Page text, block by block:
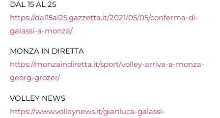
DAL 15 AL 25
https://dal15al25.gazzetta.it/2021/05/05/conferma-di-
galassi-a-monza/
MONZA IN DIRETTA
https://monzaindiretta.it/sport/volley-arriva-a-monza-
georg-grozer/
VOLLEY NEWS
https://www.volleynews.it/gianluca-galassi-